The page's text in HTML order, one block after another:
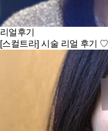
리얼후기
[스컬트라] 시술 리얼 후기 ♡